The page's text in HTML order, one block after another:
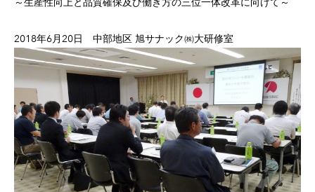
2018年6月20日 中部地区 旭サナック㈱大研修室